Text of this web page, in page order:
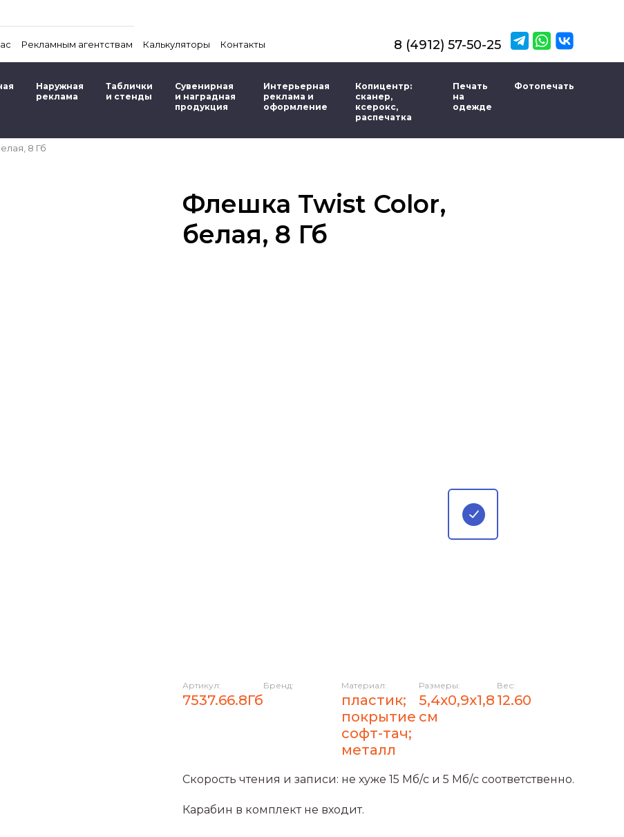
Рекламным агентствам Калькуляторы Контакты 8 (4912) 57-50-25
Наружная
реклама
Таблички
и стенды
Сувенирная
и наградная
продукция
Интерьерная
реклама и
оформление
Копицентр:
сканер,
ксерокс,
распечатка
Печать
на
одежде
Фотопечать
8 Гб
Флешка Twist Color,
белая, 8 Гб
Артикул:
7537.66.8Гб
Бренд: Материал:
пластик;
покрытие
софт-тач;
металл
Размеры:
5,4х0,9х1,8
см
Вес:
12.60
Скорость чтения и записи: не хуже 15 Мб/c и 5 Мб/с соответственно.
Карабин в комплект не входит.